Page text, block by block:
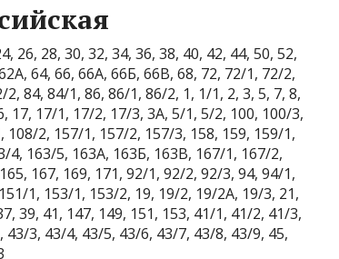
26, 28, 30, 32, 34, 36, 38, 40, 42, 44, 50, 52,
64, 66, 66А, 66Б, 66В, 68, 72, 72/1, 72/2,
84, 84/1, 86, 86/1, 86/2, 1, 1/1, 2, 3, 5, 7, 8,
17, 17/1, 17/2, 17/3, 3А, 5/1, 5/2, 100, 100/3,
2, 157/1, 157/2, 157/3, 158, 159, 159/1,
4, 163/5, 163А, 163Б, 163В, 167/1, 167/2,
167, 169, 171, 92/1, 92/2, 92/3, 94, 94/1,
1, 153/1, 153/2, 19, 19/2, 19/2А, 19/3, 21,
39, 41, 147, 149, 151, 153, 41/1, 41/2, 41/3,
3, 43/4, 43/5, 43/6, 43/7, 43/8, 43/9, 45,